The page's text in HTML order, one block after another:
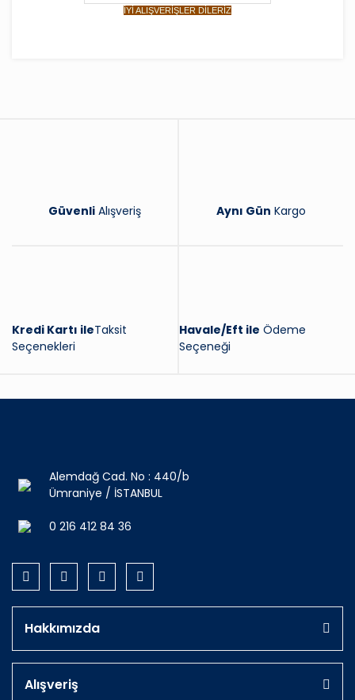
İYİ ALIŞVERİŞLER DİLERİZ
Güvenli Alışveriş Aynı Gün Kargo
Kredi Kartı ileTaksit
Seçenekleri
Havale/Eft ile Ödeme
Seçeneği
Alemdağ Cad. No : 440/b
Ümraniye / İSTANBUL
0 216 412 84 36
Hakkımızda
Alışveriş